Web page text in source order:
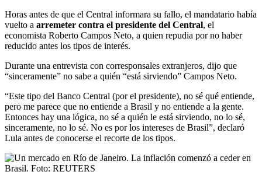
Horas antes de que el Central informara su fallo, el mandatario había
vuelto a arremeter contra el presidente del Central, el
economista Roberto Campos Neto, a quien repudia por no haber
reducido antes los tipos de interés.
Durante una entrevista con corresponsales extranjeros, dijo que
“sinceramente” no sabe a quién “está sirviendo” Campos Neto.
“Este tipo del Banco Central (por el presidente), no sé qué entiende,
pero me parece que no entiende a Brasil y no entiende a la gente.
Entonces hay una lógica, no sé a quién le está sirviendo, no lo sé,
sinceramente, no lo sé. No es por los intereses de Brasil”, declaró
Lula antes de conocerse el recorte de los tipos.